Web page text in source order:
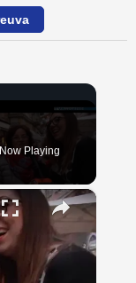
Now Playing
×